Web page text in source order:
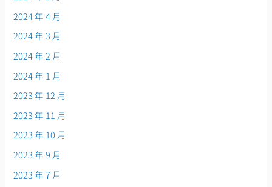
2024 年 4 月
2024 年 3 月
2024 年 2 月
2024 年 1 月
2023 年 12 月
2023 年 11 月
2023 年 10 月
2023 年 9 月
2023 年 7 月